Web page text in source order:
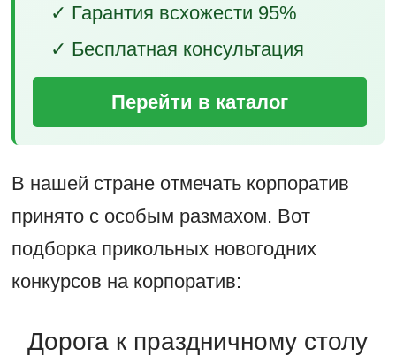
✓ Гарантия всхожести 95%
✓ Бесплатная консультация
Перейти в каталог
В нашей стране отмечать корпоратив
принято с особым размахом. Вот
подборка прикольных новогодних
конкурсов на корпоратив:
Дорога к праздничному столу